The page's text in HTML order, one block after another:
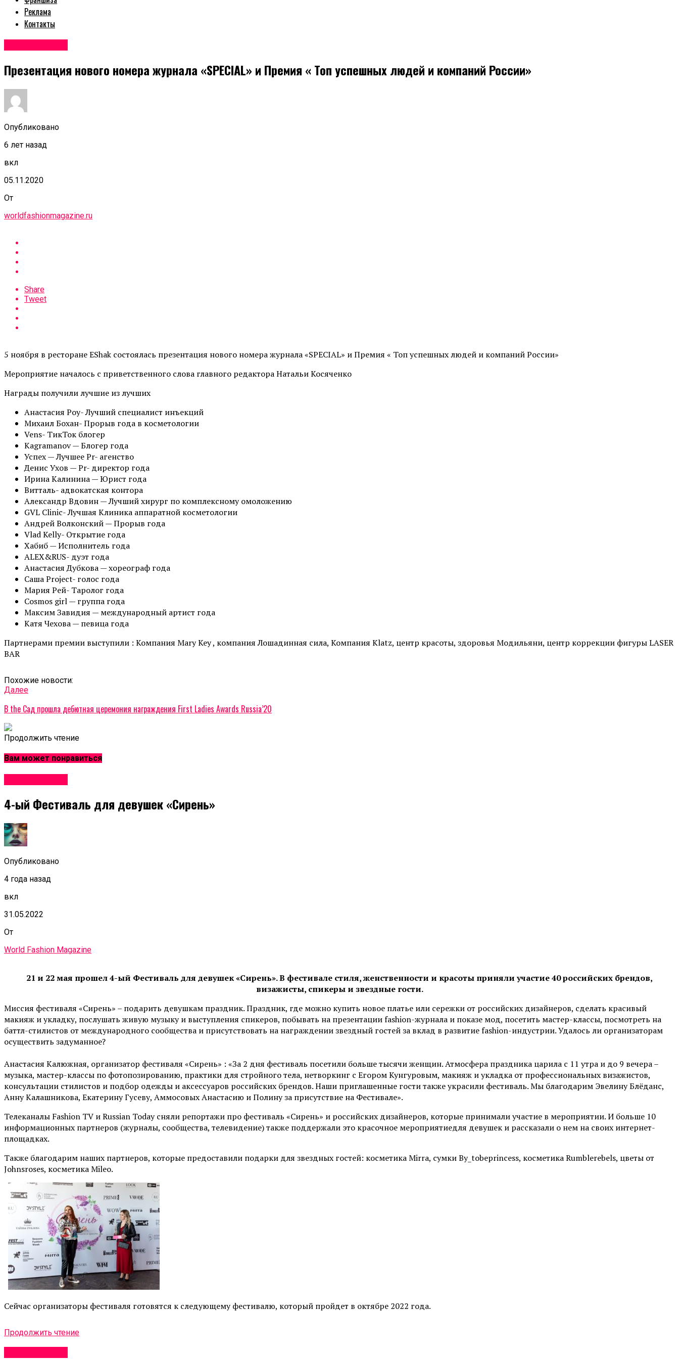
Реклама
Контакты
Презентация нового номера журнала «SPECIAL» и Премия « Топ успешных людей и компаний России»
Опубликовано
6 лет назад
вкл
05.11.2020
От
worldfashionmagazine.ru
Share
Tweet
5 ноября в ресторане EShak состоялась презентация нового номера журнала «SPECIAL» и Премия « Топ успешных людей и компаний России»
Мероприятие началось с приветственного слова главного редактора Натальи Косяченко
Награды получили лучшие из лучших
Анастасия Роу- Лучший специалист инъекций
Михаил Бохан- Прорыв года в косметологии
Vens- ТикТок блогер
Kagramanov — Блогер года
Успех — Лучшее Pr- агенство
Денис Ухов — Pr- директор года
Ирина Калинина — Юрист года
Витталь- адвокатская контора
Александр Вдовин — Лучший хирург по комплексному омоложению
GVL Clinic- Лучшая Клиника аппаратной косметологии
Андрей Волконский — Прорыв года
Vlad Kelly- Открытие года
Хабиб — Исполнитель года
ALEX&RUS- дуэт года
Анастасия Дубкова — хореограф года
Саша Project- голос года
Мария Рей- Таролог года
Cosmos girl — группа года
Максим Завидия — международный артист года
Катя Чехова — певица года
Партнерами премии выступили : Компания Mary Key , компания Лошадинная сила, Компания Klatz, центр красоты, здоровья Модильяни, центр коррекции фигуры LASER
BAR
Похожие новости:
Далее
В the Сад прошла дебютная церемония награждения First Ladies Awards Russia’20
Продолжить чтение
Вам может понравиться
4-ый Фестиваль для девушек «Сирень»
Опубликовано
4 года назад
вкл
31.05.2022
От
World Fashion Magazine
21 и 22 мая прошел 4-ый Фестиваль для девушек «Сирень». В фестивале стиля, женственности и красоты приняли участие 40 российских брендов,
визажисты, спикеры и звездные гости.
Миссия фестиваля «Сирень» – подарить девушкам праздник. Праздник, где можно купить новое платье или сережки от российских дизайнеров, сделать красивый
макияж и укладку, послушать живую музыку и выступления спикеров, побывать на презентации fashion-журнала и показе мод, посетить мастер-классы, посмотреть на
баттл-стилистов от международного сообщества и присутствовать на награждении звездный гостей за вклад в развитие fashion-индустрии. Удалось ли организаторам
осуществить задуманное?
Анастасия Калюжная, организатор фестиваля «Сирень» : «За 2 дня фестиваль посетили больше тысячи женщин. Атмосфера праздника царила с 11 утра и до 9 вечера –
музыка, мастер-классы по фотопозированию, практики для стройного тела, нетворкинг с Егором Кунгуровым, макияж и укладка от профессиональных визажистов,
консультации стилистов и подбор одежды и аксессуаров российских брендов. Наши приглашенные гости также украсили фестиваль. Мы благодарим Эвелину Блёданс,
Анну Калашникова, Екатерину Гусеву, Аммосовых Анастасию и Полину за присутствие на Фестивале».
Телеканалы Fashion TV и Russian Today сняли репортажи про фестиваль «Сирень» и российских дизайнеров, которые принимали участие в мероприятии. И больше 10
информационных партнеров (журналы, сообщества, телевидение) также поддержали это красочное мероприятиедля девушек и рассказали о нем на своих интернет-
площадках.
Также благодарим наших партнеров, которые предоставили подарки для звездных гостей: косметика Mirra, сумки By_tobeprincess, косметика Rumblerebels, цветы от
Johnsroses, косметика Mileo.
Сейчас организаторы фестиваля готовятся к следующему фестивалю, который пройдет в октябре 2022 года.
Продолжить чтение